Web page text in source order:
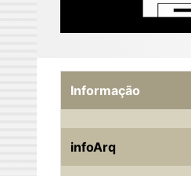
Informação
infoArq